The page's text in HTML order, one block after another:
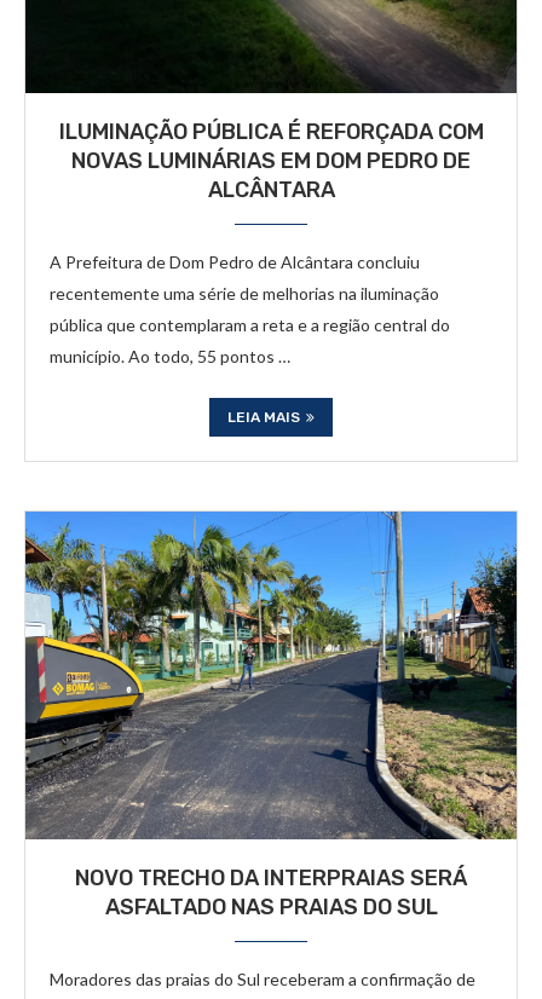
ILUMINAÇÃO PÚBLICA É REFORÇADA COM
NOVAS LUMINÁRIAS EM DOM PEDRO DE
ALCÂNTARA
A Prefeitura de Dom Pedro de Alcântara concluiu
recentemente uma série de melhorias na iluminação
pública que contemplaram a reta e a região central do
município. Ao todo, 55 pontos …
LEIA MAIS
NOVO TRECHO DA INTERPRAIAS SERÁ
ASFALTADO NAS PRAIAS DO SUL
Moradores das praias do Sul receberam a confirmação de